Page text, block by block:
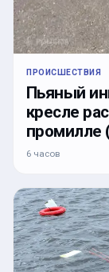
ПРОИСШЕСТВИЯ
Пьяный
кресле
промилле
6 часов